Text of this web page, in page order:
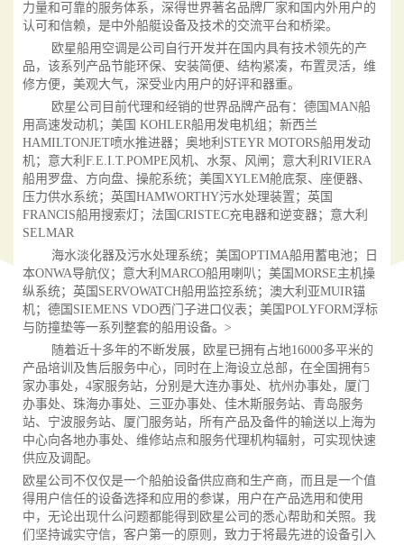
力量和可靠的服务体系，深得世界著名品牌厂家和国内外用户的
认可和信赖，是中外船艇设备及技术的交流平台和桥梁。
欧星船用空调是公司自行开发并在国内具有技术领先的产
品，该系列产品节能环保、安装简便、结构紧凑，布置灵活，维
修方便，美观大气，深受业内用户的好评和器重。
欧星公司目前代理和经销的世界品牌产品有：德国MAN船
用高速发动机；美国 KOHLER船用发电机组；新西兰
HAMILTONJET喷水推进器；奥地利STEYR MOTORS船用发动
机；意大利F.E.I.T.POMPE风机、水泵、风闸；意大利RIVIERA
船用罗盘、方向盘、操舵系统；美国XYLEM舱底泵、座便器、
压力供水系统；英国HAMWORTHY污水处理装置；英国
FRANCIS船用搜索灯；法国CRISTEC充电器和逆变器；意大利
SELMAR
海水淡化器及污水处理系统；美国OPTIMA船用蓄电池；日
本ONWA导航仪；意大利MARCO船用喇叭；美国MORSE主机操
纵系统；英国SERVOWATCH船用监控系统；澳大利亚MUIR锚
机；德国SIEMENS VDO西门子进口仪表；美国POLYFORM浮标
与防撞垫等一系列整套的船用设备。>
随着近十多年的不断发展，欧星已拥有占地16000多平米的
产品培训及售后服务中心，同时在上海设立总部，在全国拥有5
家办事处，4家服务站，分别是大连办事处、杭州办事处，厦门
办事处、珠海办事处、三亚办事处、佳木斯服务站、青岛服务
站、宁波服务站、厦门服务站，所有产品及备件的输送以上海为
中心向各地办事处、维修站点和服务代理机构辐射，可实现快速
供应及调配。
欧星公司不仅仅是一个船舶设备供应商和生产商，而且是一个值
得用户信任的设备选择和应用的参谋，用户在产品选用和使用
中，无论出现什么问题都能得到欧星公司的悉心帮助和关照。我
们坚持诚实守信，客户第一的原则，致力于将最先进的设备引入